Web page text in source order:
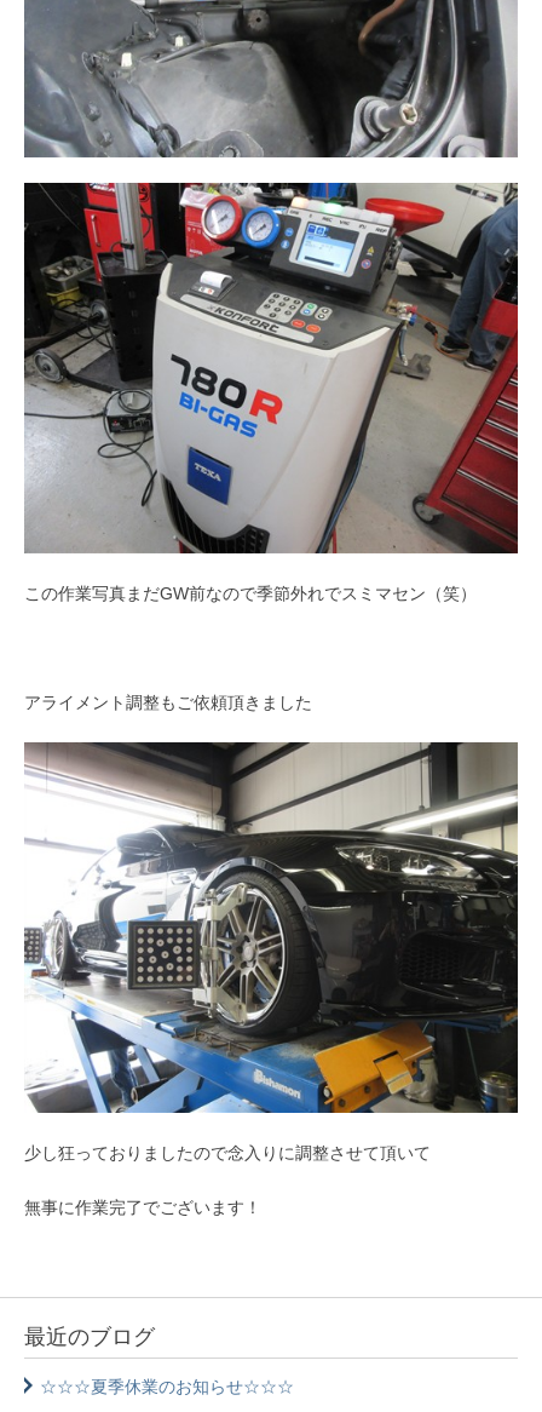
この作業写真まだGW前なので季節外れでスミマセン（笑）
アライメント調整もご依頼頂きました
少し狂っておりましたので念入りに調整させて頂いて
無事に作業完了でございます！
最近のブログ
☆☆☆夏季休業のお知らせ☆☆☆